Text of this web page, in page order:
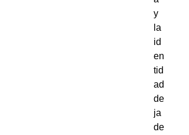
y
la
id
en
tid
ad
de
ja
de